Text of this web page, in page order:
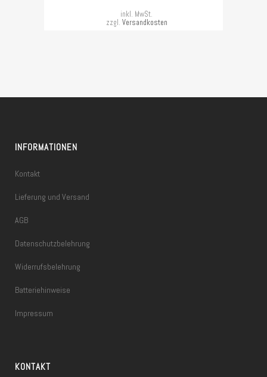
inkl. MwSt.
zzgl. Versandkosten
INFORMATIONEN
Kontakt
Lieferung und Versand
AGB
Datenschutzbelehrung
Widerrufsbelehrung
Batteriehinweise
Impressum
KONTAKT